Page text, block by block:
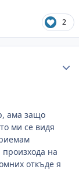
2
ама защо
ми се видя
на
откъде я